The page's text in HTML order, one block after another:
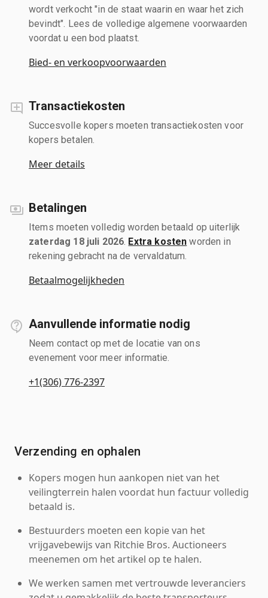
wordt verkocht "in de staat waarin en waar het zich
bevindt". Lees de volledige algemene voorwaarden
voordat u een bod plaatst.
Bied- en verkoopvoorwaarden
Transactiekosten
Succesvolle kopers moeten transactiekosten voor
kopers betalen.
Meer details
Betalingen
Items moeten volledig worden betaald op uiterlijk
zaterdag 18 juli 2026 Extra kosten worden in
rekening gebracht na de vervaldatum.
Betaalmogelijkheden
Aanvullende informatie nodig
Neem contact op met de locatie van ons
evenement voor meer informatie.
+1(306) 776-2397
Verzending en ophalen
Kopers mogen hun aankopen niet van het
veilingterrein halen voordat hun factuur volledig
betaald is.
Bestuurders moeten een kopie van het
vrijgavebewijs van Ritchie Bros. Auctioneers
meenemen om het artikel op te halen.
We werken samen met vertrouwde leveranciers